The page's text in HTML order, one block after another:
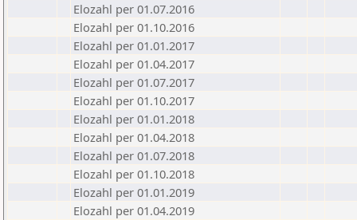
Elozahl per 01.07.2016
Elozahl per 01.10.2016
Elozahl per 01.01.2017
Elozahl per 01.04.2017
Elozahl per 01.07.2017
Elozahl per 01.10.2017
Elozahl per 01.01.2018
Elozahl per 01.04.2018
Elozahl per 01.07.2018
Elozahl per 01.10.2018
Elozahl per 01.01.2019
Elozahl per 01.04.2019